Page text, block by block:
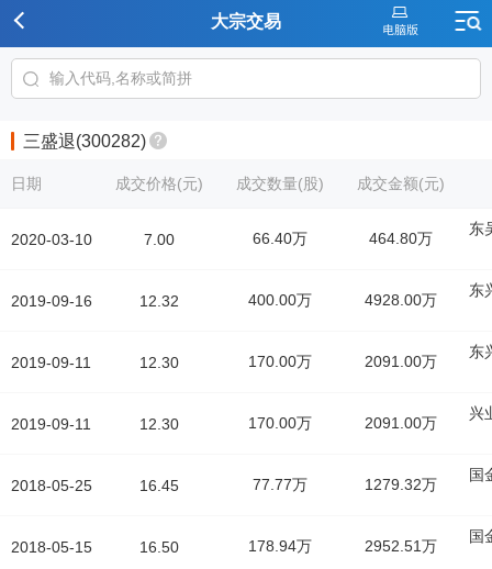
大宗交易
三盛退(300282)
日期
2020-03-10
2019-09-16
2019-09-11
2019-09-11
2018-05-25
2018-05-15
成交价格(元) 成交数量(股) 成交金额(元)
7.00 66.40万 464.80万
东
12.32 400.00万 4928.00万
东
12.30 170.00万 2091.00万
东
12.30 170.00万 2091.00万
兴
16.45 77.77万 1279.32万
国
16.50 178.94万 2952.51万
国